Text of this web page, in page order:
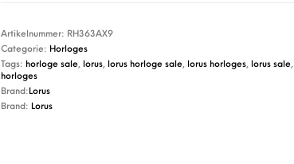
Artikelnummer: RH363AX9
Categorie: Horloges
Tags: horloge sale, lorus, lorus horloge sale, lorus horloges, lorus sale,
horloges
Brand: Lorus
Brand: Lorus